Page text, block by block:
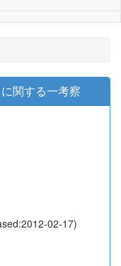
関する一考察
02-17)